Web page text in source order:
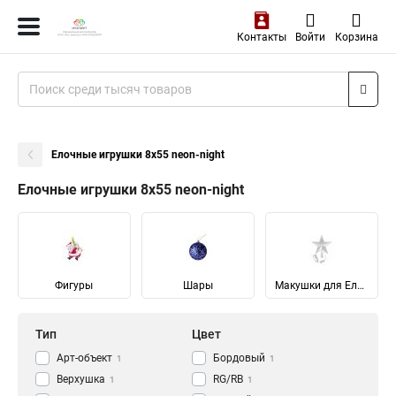
Контакты Войти Корзина
Елочные игрушки 8х55 neon-night
Елочные игрушки 8х55 neon-night
Фигуры Шары Макушки для Елок
Тип
Арт-объект 1
Верхушка 1
Цвет
Бордовый 1
RG/RB 1